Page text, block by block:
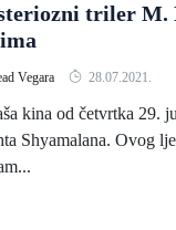
triler M.
Vegara 28.07.2021.
kina od četvrtka 29.
Shyamalana. Ovog